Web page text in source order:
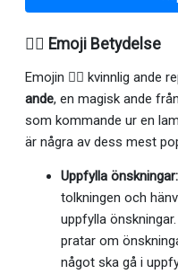
🧞‍♀️ Emoji Betydelse
Emojin 🧞‍♀️ kvinnlig ande
ande, en magisk ande
som kommande ur en
är några av dess mest
Uppfylla önskningar:
tolkningen och
uppfylla
pratar om
något ska gå i